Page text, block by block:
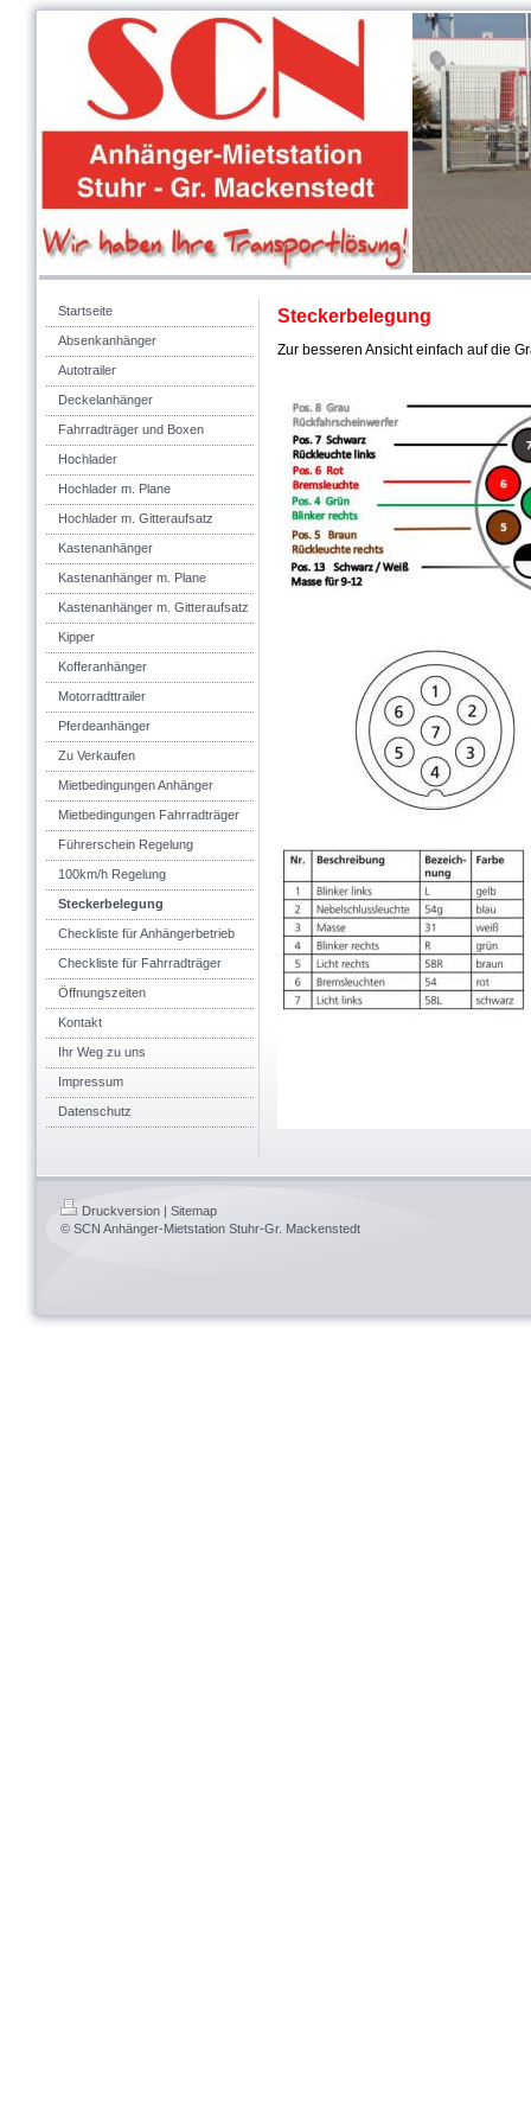
Startseite
Absenkanhänger
Autotrailer
Deckelanhänger
Fahrradträger und Boxen
Hochlader
Hochlader m. Plane
Hochlader m. Gitteraufsatz
Kastenanhänger
Kastenanhänger m. Plane
Kastenanhänger m. Gitteraufsatz
Kipper
Kofferanhänger
Motorradttrailer
Pferdeanhänger
Zu Verkaufen
Mietbedingungen Anhänger
Mietbedingungen Fahrradträger
Führerschein Regelung
100km/h Regelung
Steckerbelegung
Checkliste für Anhängerbetrieb
Checkliste für Fahrradträger
Öffnungszeiten
Kontakt
Ihr Weg zu uns
Impressum
Datenschutz
Steckerbelegung
Zur besseren Ansicht einfach auf die
Druckversion | Sitemap
© SCN Anhänger-Mietstation Stuhr-Gr. Mackenstedt